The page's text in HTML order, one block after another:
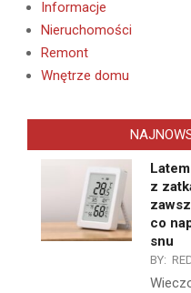
Informacje
Nieruchomości
Remont
Wnętrze domu
z
co
snu
BY: